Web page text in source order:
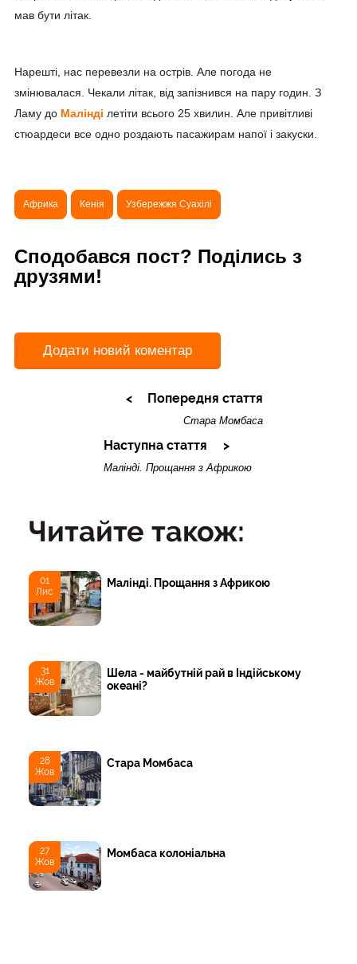
мав бути літак.
Нарешті, нас перевезли на острів. Але погода не
змінювалася. Чекали літак, від запізнився на пару годин. З
Ламу до Малінді летіти всього 25 хвилин. Але привітливі
стюардеси все одно роздають пасажирам напої і закуски.
Африка Кенія Узбережжя Суахілі
Сподобався пост? Поділись з
друзями!
Додати новий коментар
Попередня стаття
Стара Момбаса
Наступна стаття
Малінді. Прощання з Африкою
Читайте також:
01
Лис
Малінді. Прощання з Африкою
31
Жов
Шела - майбутній рай в Індійському
океані?
28
Жов
Стара Момбаса
27
Жов
Момбаса колоніальна